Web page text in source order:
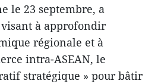
le 23 septembre, a
à approfondir
régionale et à
intra-ASEAN, le
stratégique » pour bâtir